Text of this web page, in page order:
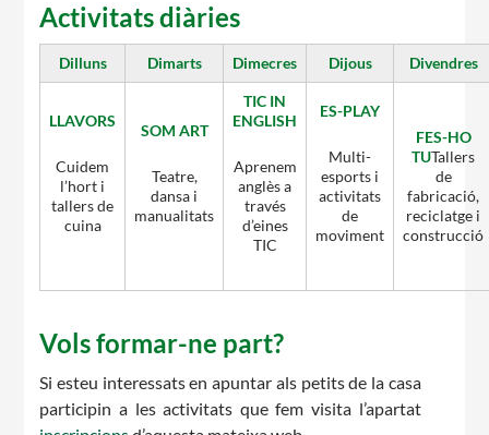
Activitats diàries
Dilluns Dimarts Dimecres Dijous Divendres
LLAVORS
Cuidem
l’hort i
tallers de
cuina
SOM ART
Teatre,
dansa i
manualitats
TIC IN
ENGLISH
Aprenem
anglès a
través
d’eines
TIC
ES-PLAY
Multi-
esports i
activitats
de
moviment
FES-HO
TUTallers
de
fabricació,
reciclatge i
construcció
Vols formar-ne part?
Si esteu interessats en apuntar als petits de la casa
participin a les activitats que fem visita l’apartat
ACCIÓ SOCIAL I JOVES
ESPLAIS
SUPORT TERCER SECTOR